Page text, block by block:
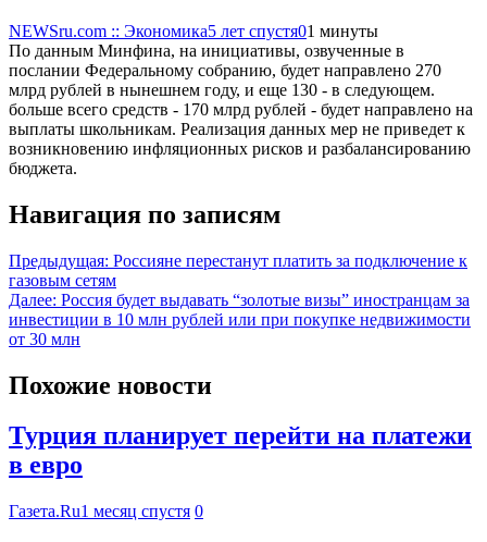
NEWSru.com :: Экономика5 лет спустя01 минуты
По данным Минфина, на инициативы, озвученные в
послании Федеральному собранию, будет направлено 270
млрд рублей в нынешнем году, и еще 130 - в следующем.
больше всего средств - 170 млрд рублей - будет направлено на
выплаты школьникам. Реализация данных мер не приведет к
возникновению инфляционных рисков и разбалансированию
бюджета.
Навигация по записям
Предыдущая: Россияне перестанут платить за подключение к
газовым сетям
Далее: Россия будет выдавать “золотые визы” иностранцам за
инвестиции в 10 млн рублей или при покупке недвижимости
от 30 млн
Похожие новости
Турция планирует перейти на платежи
в евро
Газета.Ru1 месяц спустя 0